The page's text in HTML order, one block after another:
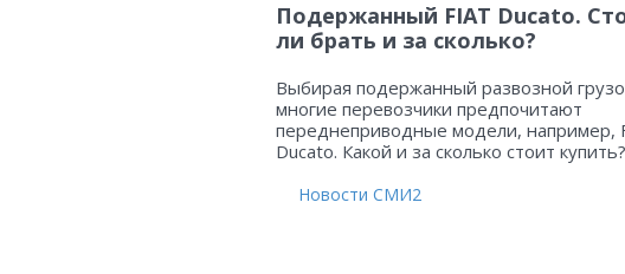
Подержанный FIAT Ducato.
ли брать и за сколько?
Выбирая подержанный развозной
многие перевозчики предпочитают
переднеприводные модели, например,
Ducato. Какой и за сколько стоит купить?
Новости СМИ2